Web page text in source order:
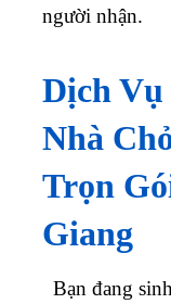
người nhận.
Dịch Vụ
Nhà
Trọn
Giang
Bạn đang